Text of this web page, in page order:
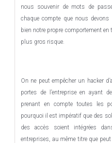
nous souvenir de mots de
chaque compte que nous
bien notre propre comportement
plus gros risque.
On ne peut empêcher un hacker
portes de l’entreprise en ayant
prenant en compte toutes les
pourquoi il est impératif que des
des accès soient intégrées
entreprises, au même titre que